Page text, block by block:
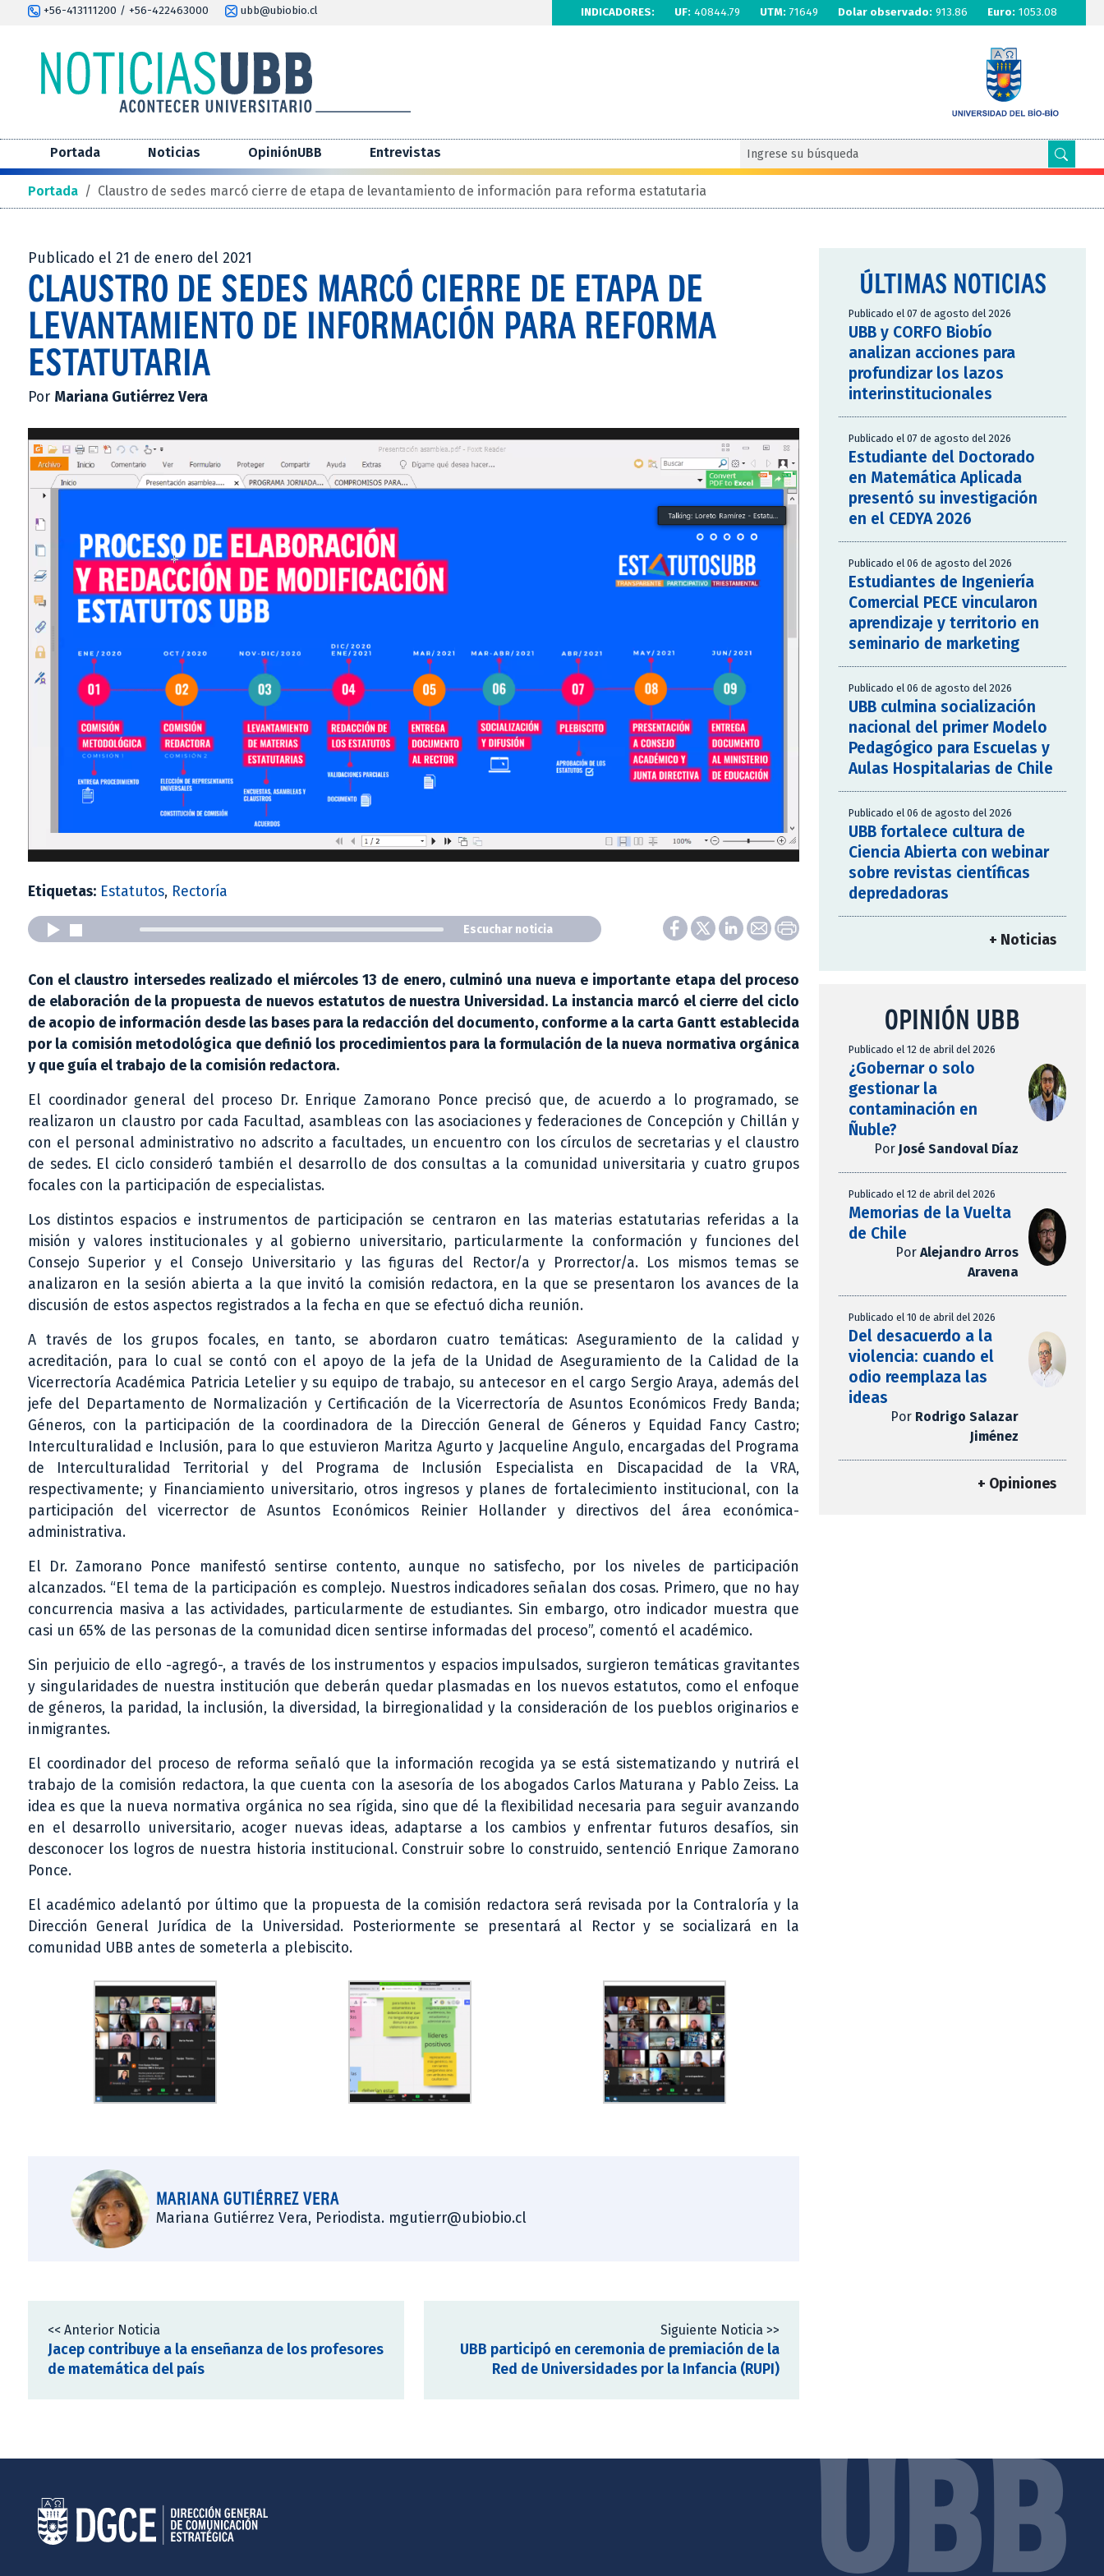
+56-413111200 / +56-422463000 ubb@ubiobio.cl INDICADORES: UF: 40844.79 UTM: 71649 Dolar observado: 913.86 Euro: 1053.08
Portada Noticias OpiniónUBB Entrevistas
Portada / Claustro de sedes marcó cierre de etapa de levantamiento de información para reforma estatutaria
Publicado el 21 de enero del 2021
CLAUSTRO DE SEDES MARCÓ CIERRE DE ETAPA DE
LEVANTAMIENTO DE INFORMACIÓN PARA REFORMA
ESTATUTARIA
Por Mariana Gutiérrez Vera
Etiquetas: Estatutos, Rectoría
Escuchar noticia
Con el claustro intersedes realizado el miércoles 13 de enero, culminó una nueva e importante etapa del proceso
de elaboración de la propuesta de nuevos estatutos de nuestra Universidad. La instancia marcó el cierre del ciclo
de acopio de información desde las bases para la redacción del documento, conforme a la carta Gantt establecida
por la comisión metodológica que definió los procedimientos para la formulación de la nueva normativa orgánica
y que guía el trabajo de la comisión redactora.
El coordinador general del proceso Dr. Enrique Zamorano Ponce precisó que, de acuerdo a lo programado, se
realizaron un claustro por cada Facultad, asambleas con las asociaciones y federaciones de Concepción y Chillán y
con el personal administrativo no adscrito a facultades, un encuentro con los círculos de secretarias y el claustro
de sedes. El ciclo consideró también el desarrollo de dos consultas a la comunidad universitaria y cuatro grupos
focales con la participación de especialistas.
Los distintos espacios e instrumentos de participación se centraron en las materias estatutarias referidas a la
misión y valores institucionales y al gobierno universitario, particularmente la conformación y funciones del
Consejo Superior y el Consejo Universitario y las figuras del Rector/a y Prorrector/a. Los mismos temas se
analizaron en la sesión abierta a la que invitó la comisión redactora, en la que se presentaron los avances de la
discusión de estos aspectos registrados a la fecha en que se efectuó dicha reunión.
A través de los grupos focales, en tanto, se abordaron cuatro temáticas: Aseguramiento de la calidad y
acreditación, para lo cual se contó con el apoyo de la jefa de la Unidad de Aseguramiento de la Calidad de la
Vicerrectoría Académica Patricia Letelier y su equipo de trabajo, su antecesor en el cargo Sergio Araya, además del
jefe del Departamento de Normalización y Certificación de la Vicerrectoría de Asuntos Económicos Fredy Banda;
Géneros, con la participación de la coordinadora de la Dirección General de Géneros y Equidad Fancy Castro;
Interculturalidad e Inclusión, para lo que estuvieron Maritza Agurto y Jacqueline Angulo, encargadas del Programa
de Interculturalidad Territorial y del Programa de Inclusión Especialista en Discapacidad de la VRA,
respectivamente; y Financiamiento universitario, otros ingresos y planes de fortalecimiento institucional, con la
participación del vicerrector de Asuntos Económicos Reinier Hollander y directivos del área económica-
administrativa.
El Dr. Zamorano Ponce manifestó sentirse contento, aunque no satisfecho, por los niveles de participación
alcanzados. “El tema de la participación es complejo. Nuestros indicadores señalan dos cosas. Primero, que no hay
concurrencia masiva a las actividades, particularmente de estudiantes. Sin embargo, otro indicador muestra que
casi un 65% de las personas de la comunidad dicen sentirse informadas del proceso”, comentó el académico.
Sin perjuicio de ello -agregó-, a través de los instrumentos y espacios impulsados, surgieron temáticas gravitantes
y singularidades de nuestra institución que deberán quedar plasmadas en los nuevos estatutos, como el enfoque
de géneros, la paridad, la inclusión, la diversidad, la birregionalidad y la consideración de los pueblos originarios e
inmigrantes.
El coordinador del proceso de reforma señaló que la información recogida ya se está sistematizando y nutrirá el
trabajo de la comisión redactora, la que cuenta con la asesoría de los abogados Carlos Maturana y Pablo Zeiss. La
idea es que la nueva normativa orgánica no sea rígida, sino que dé la flexibilidad necesaria para seguir avanzando
en el desarrollo universitario, acoger nuevas ideas, adaptarse a los cambios y enfrentar futuros desafíos, sin
desconocer los logros de nuestra historia institucional. Construir sobre lo construido, sentenció Enrique Zamorano
Ponce.
El académico adelantó por último que la propuesta de la comisión redactora será revisada por la Contraloría y la
Dirección General Jurídica de la Universidad. Posteriormente se presentará al Rector y se socializará en la
comunidad UBB antes de someterla a plebiscito.
MARIANA GUTIÉRREZ VERA
Mariana Gutiérrez Vera, Periodista. mgutierr@ubiobio.cl
<< Anterior Noticia
Jacep contribuye a la enseñanza de los profesores
de matemática del país
Siguiente Noticia >>
UBB participó en ceremonia de premiación de la
Red de Universidades por la Infancia (RUPI)
ÚLTIMAS NOTICIAS
Publicado el 07 de agosto del 2026
UBB y CORFO Biobío
analizan acciones para
profundizar los lazos
interinstitucionales
Publicado el 07 de agosto del 2026
Estudiante del Doctorado
en Matemática Aplicada
presentó su investigación
en el CEDYA 2026
Publicado el 06 de agosto del 2026
Estudiantes de Ingeniería
Comercial PECE vincularon
aprendizaje y territorio en
seminario de marketing
Publicado el 06 de agosto del 2026
UBB culmina socialización
nacional del primer Modelo
Pedagógico para Escuelas y
Aulas Hospitalarias de Chile
Publicado el 06 de agosto del 2026
UBB fortalece cultura de
Ciencia Abierta con webinar
sobre revistas científicas
depredadoras
+ Noticias
OPINIÓN UBB
Publicado el 12 de abril del 2026
¿Gobernar o solo
gestionar la
contaminación en
Ñuble?
Por José Sandoval Díaz
Publicado el 12 de abril del 2026
Memorias de la Vuelta
de Chile
Por Alejandro Arros
Aravena
Publicado el 10 de abril del 2026
Del desacuerdo a la
violencia: cuando el
odio reemplaza las
ideas
Por Rodrigo Salazar
Jiménez
+ Opiniones